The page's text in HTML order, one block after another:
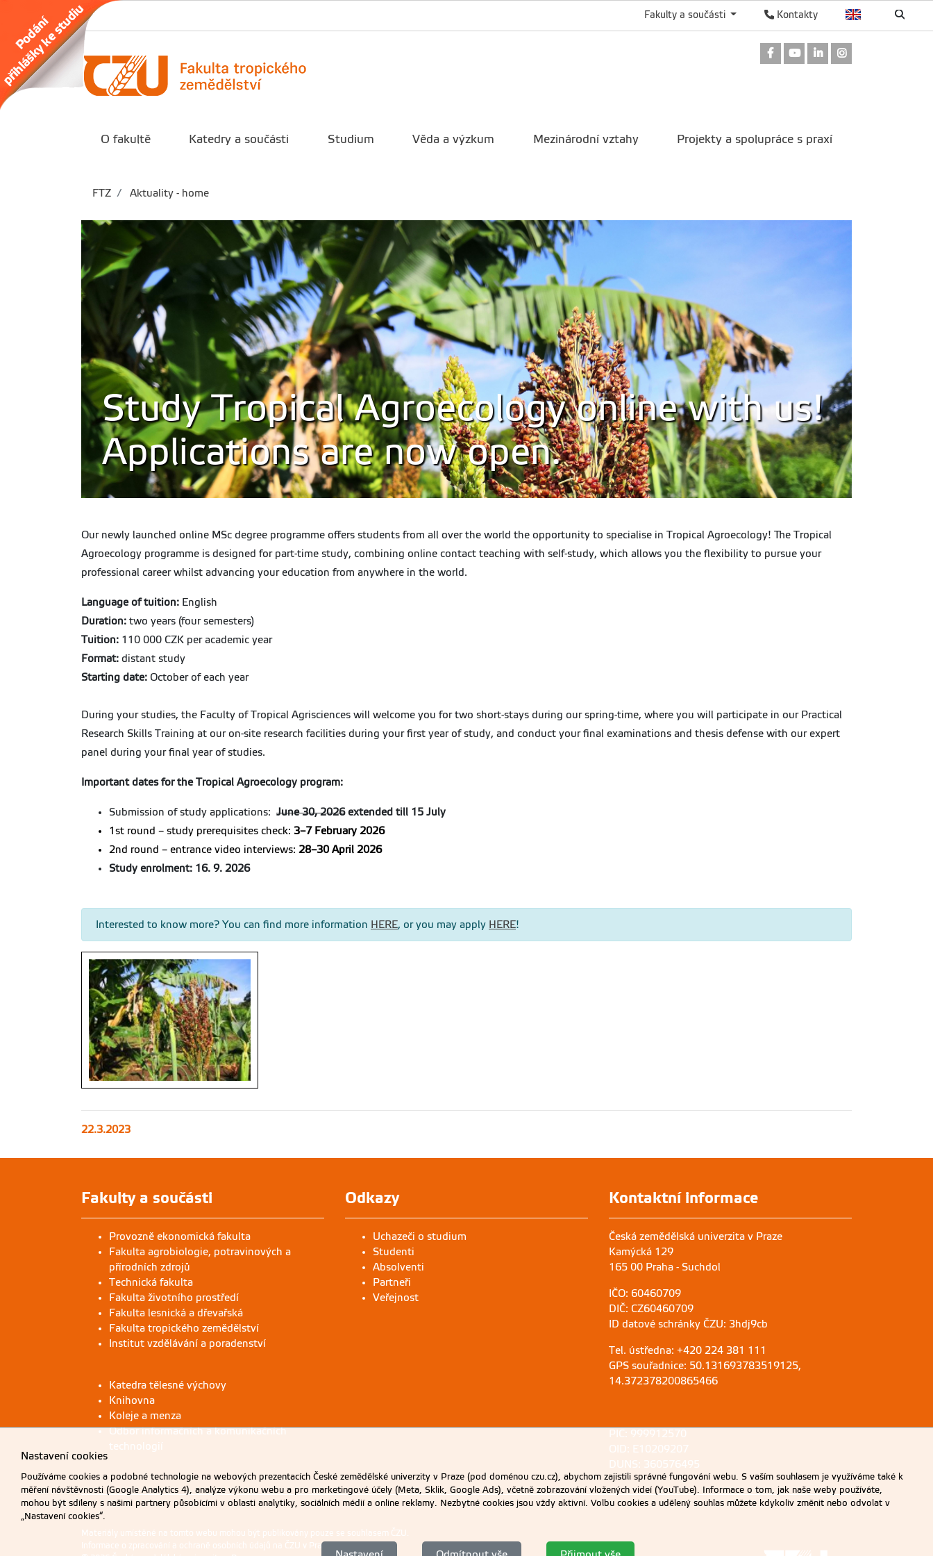
Kontakty
Fakulty a součásti
Odkaz na Facebook
Odkaz na Youtube
Odkaz na LinkedIn
O fakultě Katedry a součásti Studium Věda a výzkum Mezinárodní vztahy Projekty a spolupráce s praxí
FTZ Aktuality - home
Study Tropical Agroecology online with us!
Applications are now open.
Our newly launched online MSc degree programme offers students from all over the world the opportunity to specialise in Tropical Agroecology! The Tropical
Agroecology programme is designed for part-time study, combining online contact teaching with self-study, which allows you the flexibility to pursue your
professional career whilst advancing your education from anywhere in the world.
Language of tuition: English
Duration: two years (four semesters)
Tuition: 110 000 CZK per academic year
Format: distant study
Starting date: October of each year
During your studies, the Faculty of Tropical Agrisciences will welcome you for two short-stays during our spring-time, where you will participate in our Practical
Research Skills Training at our on-site research facilities during your first year of study, and conduct your final examinations and thesis defense with our expert
panel during your final year of studies.
Important dates for the Tropical Agroecology program:
Submission of study applications: June 30, 2026extended till 15 July
1st round – study prerequisites check: 3–7 February 2026
2nd round – entrance video interviews: 28–30 April 2026
Study enrolment: 16. 9. 2026
Interested to know more? You can find more information HERE, or you may apply HERE!
of our projects, Arba Minch, Ethiopia (photo
22.3.2023
Fakulty a součásti
Provozně ekonomická fakulta
Fakulta agrobiologie, potravinových a
přírodních zdrojů
Technická fakulta
Fakulta životního prostředí
Fakulta lesnická a dřevařská
Fakulta tropického zemědělství
Institut vzdělávání a poradenství
Katedra tělesné výchovy
Knihovna
Koleje a menza
Odbor informačních a komunikačních
technologií
Odkazy
Uchazeči o studium
Studenti
Absolventi
Partneři
Veřejnost
Kontaktní informace
Česká zemědělská univerzita v Praze
Kamýcká 129
165 00 Praha - Suchdol
IČO: 60460709
DIČ: CZ60460709
ID datové schránky ČZU: 3hdj9cb
Tel. ústředna: +420 224 381 111
GPS souřadnice: 50.131693783519125,
14.372378200865466
PIC: 999912570
OID: E10209207
DUNS: 360576495
Materiály umístěné na tomto webu mohou být publikovány pouze se souhlasem ČZU.
Informace o zpracování a ochraně osobních údajů na ČZU v Praze
Nastavení cookies
Používáme cookies a podobné technologie na webových prezentacích České zemědělské univerzity v Praze (pod doménou czu.cz), abychom zajistili správné fungování webu. S vaším souhlasem je využíváme také k
měření návštěvnosti (Google Analytics 4), analýze výkonu webu a pro marketingové účely (Meta, Sklik, Google Ads), včetně zobrazování vložených videí (YouTube). Informace o tom, jak naše weby používáte,
mohou být sdíleny s našimi partnery působícími v oblasti analytiky, sociálních médií a online reklamy. Nezbytné cookies jsou vždy aktivní. Volbu cookies a udělený souhlas můžete kdykoliv změnit nebo odvolat v
„Nastavení cookies“.